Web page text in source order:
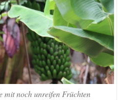
mit noch unreifen Früchten